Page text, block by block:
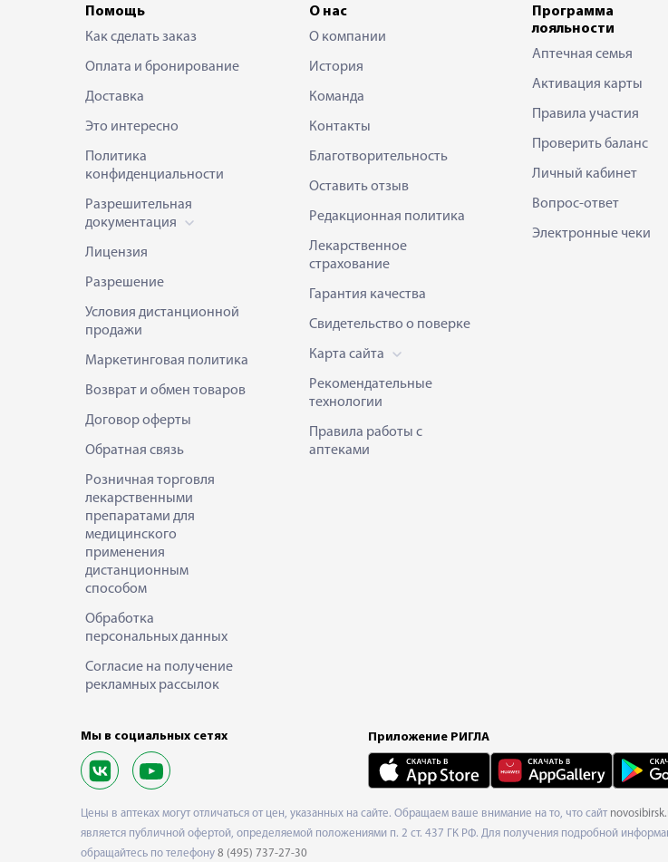
Помощь
Как сделать заказ
Оплата и бронирование
Доставка
Это интересно
Политика
конфиденциальности
Разрешительная
документация
Лицензия
Разрешение
Условия дистанционной
продажи
Маркетинговая политика
Возврат и обмен товаров
Договор оферты
Обратная связь
Розничная торговля
лекарственными
препаратами для
медицинского
применения
дистанционным
способом
Обработка
персональных данных
Согласие на получение
рекламных рассылок
О нас
О компании
История
Команда
Контакты
Благотворительность
Оставить отзыв
Редакционная политика
Лекарственное
страхование
Гарантия качества
Свидетельство о поверке
Карта сайта
Рекомендательные
технологии
Правила работы с
аптеками
Программа
лояльности
Аптечная семья
Активация карты
Правила участия
Проверить баланс
Личный кабинет
Вопрос-ответ
Электронные чеки
Мы в социальных сетях Приложение РИГЛА
Цены в аптеках могут отличаться от цен, указанных на сайте. Обращаем ваше внимание на то, что сайт
является публичной офертой, определяемой положениями п. 2 ст. 437 ГК РФ. Для получения подробной
обращайтесь по телефону 8 (495) 737-27-30